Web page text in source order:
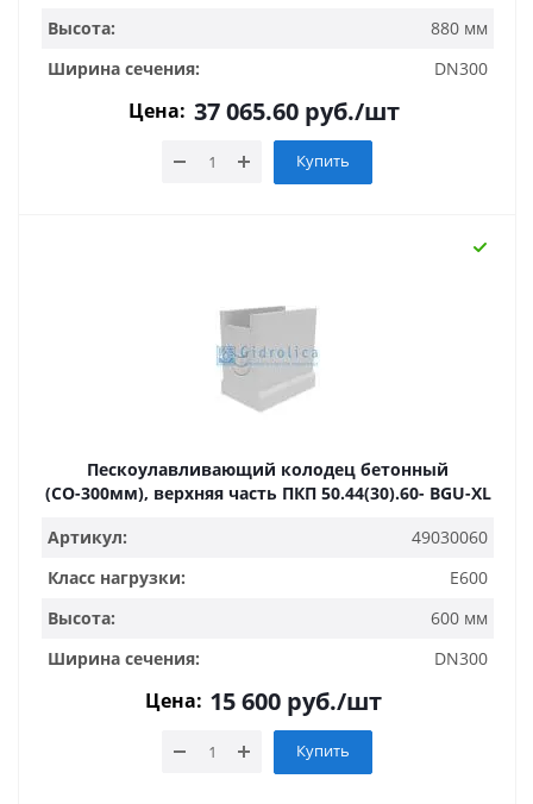
Высота:
880 мм
Ширина сечения:
DN300
Цена: 37 065.60руб./шт
Купить
Пескоулавливающий колодец бетонный
(СО-300мм), верхняя часть ПКП 50.44(30).60- BGU-XL
Артикул:
49030060
Класс нагрузки:
E600
Высота:
600 мм
Ширина сечения:
DN300
Цена: 15 600 руб./шт
Купить